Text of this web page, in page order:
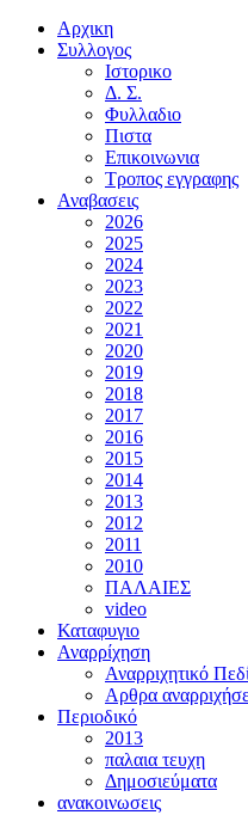
Αρχικη
Συλλογος
Ιστορικο
Δ. Σ.
Φυλλαδιο
Πιστα
Επικοινωνια
Τροπος εγγραφης
Αναβασεις
2026
2025
2024
2023
2022
2021
2020
2019
2018
2017
2016
2015
2014
2013
2012
2011
2010
ΠΑΛΑΙΕΣ
video
Καταφυγιο
Αναρρίχηση
Αναρριχητικό
Αρθρα
Περιοδικό
2013
παλαια τευχη
Δημοσιεύματα
ανακοινωσεις